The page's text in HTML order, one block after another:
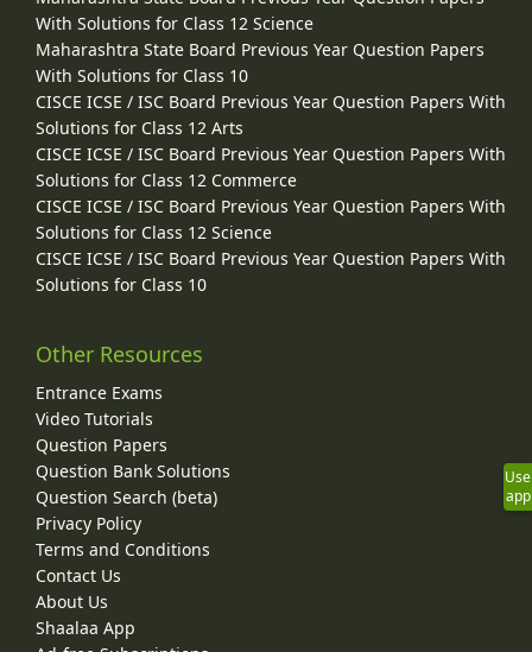
With Solutions for Class 12 Science
Maharashtra State Board Previous Year Question Papers
With Solutions for Class 10
CISCE ICSE / ISC Board Previous Year Question Papers With
Solutions for Class 12 Arts
CISCE ICSE / ISC Board Previous Year Question Papers With
Solutions for Class 12 Commerce
CISCE ICSE / ISC Board Previous Year Question Papers With
Solutions for Class 12 Science
CISCE ICSE / ISC Board Previous Year Question Papers With
Solutions for Class 10
Other Resources
Entrance Exams
Video Tutorials
Question Papers
Question Bank Solutions
Question Search (beta)
Privacy Policy
Terms and Conditions
Contact Us
About Us
Shaalaa App
Use
app